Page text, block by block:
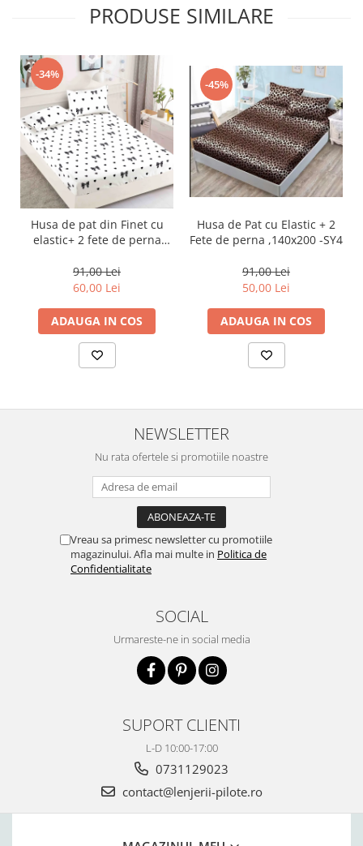
PRODUSE SIMILARE
-34%
Husa de pat din Finet cu
elastic+ 2 fete de perna
91,00 Lei
60,00 Lei
ADAUGA IN COS
-45%
Husa de Pat cu Elastic + 2
Fete de perna ,140x200 -SY4
91,00 Lei
50,00 Lei
ADAUGA IN COS
NEWSLETTER
Nu rata ofertele si promotiile noastre
Vreau sa primesc newsletter cu promotiile
magazinului. Afla mai multe in Politica de
Confidentialitate
SOCIAL
Urmareste-ne in social media
SUPORT CLIENTI
L-D 10:00-17:00
0731129023
contact@lenjerii-pilote.ro